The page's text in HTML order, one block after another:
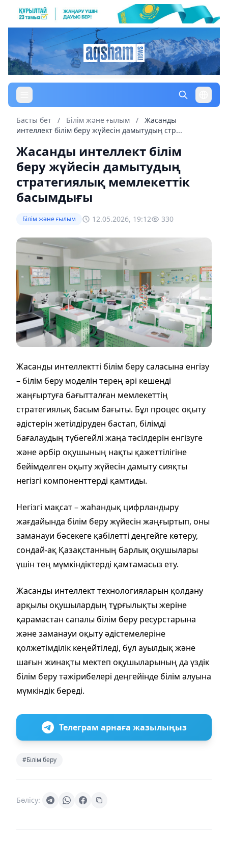
Басты бет / Білім және ғылым /
Жасанды
интеллект білім беру жүйесін дамытудың стр...
Жасанды интеллект білім
беру жүйесін дамытудың
стратегиялық мемлекеттік
басымдығы
Білім және ғылым 12.05.2026, 19:12 330
Жасанды интеллектті білім беру саласына енгізу
– білім беру моделін терең әрі кешенді
жаңғыртуға бағытталған мемлекеттің
стратегиялық басым бағыты. Бұл процес оқыту
әдістерін жетілдіруден бастап, білімді
бағалаудың түбегейлі жаңа тәсілдерін енгізуге
және әрбір оқушының нақты қажеттілігіне
бейімделген оқыту жүйесін дамыту сияқты
негізгі компоненттерді қамтиды.
Негізгі мақсат – жаһандық цифрландыру
жағдайында білім беру жүйесін жаңғыртып, оны
заманауи бәсекеге қабілетті деңгейге көтеру,
сондай-ақ Қазақстанның барлық оқушылары
үшін тең мүмкіндіктерді қамтамасыз ету.
Жасанды интеллект технологияларын қолдану
арқылы оқушылардың тұрғылықты жеріне
қарамастан сапалы білім беру ресурстарына
және заманауи оқыту әдістемелеріне
қолжетімділік кеңейтіледі, бұл ауылдық және
шағын жинақты мектеп оқушыларының да үздік
білім беру тәжірибелері деңгейінде білім алуына
мүмкіндік береді.
Телеграм арнаға жазылыңыз
#Білім беру
Бөлісу: